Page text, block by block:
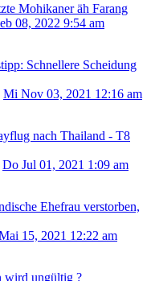
Mohikaner äh Farang
08, 2022 9:54 am
Schnellere Scheidung
Mi Nov 03, 2021 12:16 am
nach Thailand - T8
Do Jul 01, 2021 1:09 am
Ehefrau verstorben,
15, 2021 12:22 am
wird ungültig ?